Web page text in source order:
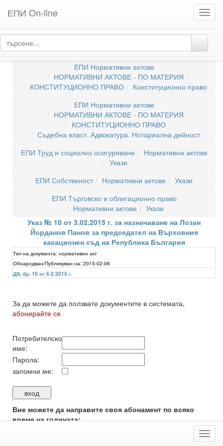
ЕПИ On-line
НОРМАТИВНИ АКТОВЕ - ПО ВИДОВЕ
Укази
ЕПИ Нормативни актове
НОРМАТИВНИ АКТОВЕ - ПО МАТЕРИЯ
КОНСТИТУЦИОННО ПРАВО
Конституционно право
ЕПИ Нормативни актове
НОРМАТИВНИ АКТОВЕ - ПО МАТЕРИЯ
КОНСТИТУЦИОННО ПРАВО
Съдебна власт. Адвокатура. Нотариална дейност
ЕПИ Труд и социално осигуряване
Нормативни актове
Укази
ЕПИ Собственост
Нормативни актове
Укази
ЕПИ Търговско и облигационно право
Нормативни актове
Укази
Указ № 10 от 3.02.2015 г. за назначаване на Лозан
Йорданов Панов за председател на Върховния
касационен съд на Република България
Тип на документа: нормативен акт
Обнародван/Публикуван на: 2015-02-06
ДВ, бр. 10 от 6.2.2015 г.
За да можете да ползвате документите в системата,
абонирайте се
Потребителско
име:
Парола:
запомни ме:
Вие можете да направите своя абонамент по всяко
време на годината: